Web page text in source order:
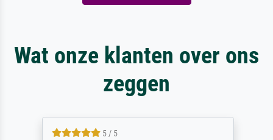
Wat onze klanten over ons
zeggen
5 / 5